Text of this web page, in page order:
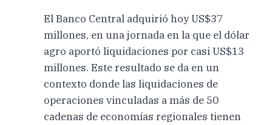
El Banco Central adquirió hoy US$37
millones, en una jornada en la que el dólar
agro aportó liquidaciones por casi US$13
millones. Este resultado se da en un
contexto donde las liquidaciones de
operaciones vinculadas a más de 50
cadenas de economías regionales tienen